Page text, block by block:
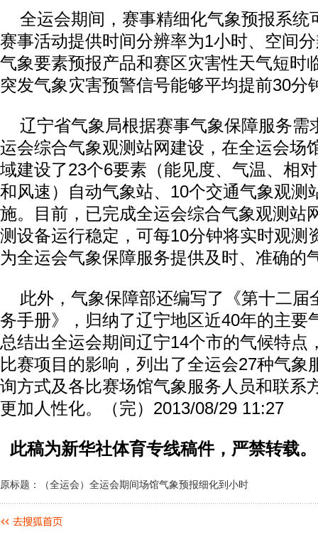
全运会期间，赛事精细化气象预报系统
赛事活动提供时间分辨率为1小时、空间
气象要素预报产品和赛区灾害性天气短时
突发气象灾害预警信号能够平均提前30分
辽宁省气象局根据赛事气象保障服务需
运会综合气象观测站网建设，在全运会场
域建设了23个6要素（能见度、气温、相
和风速）自动气象站、10个交通气象观测
施。目前，已完成全运会综合气象观测站
测设备运行稳定，可每10分钟将实时观测
为全运会气象保障服务提供及时、准确的
此外，气象保障部还编写了《第十二届
务手册》，归纳了辽宁地区近40年的主要
总结出全运会期间辽宁14个市的气候特点
比赛项目的影响，列出了全运会27种气象
询方式及各比赛场馆气象服务人员和联系
更加人性化。（完）2013/08/29 11:27
此稿为新华社体育专线稿件，严禁转载。
原标题：（全运会）全运会期间场馆气象预报细化到小时